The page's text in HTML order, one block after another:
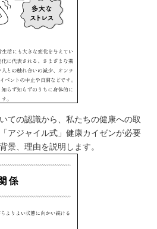
ての認識から、私たちの健康への取
アジャイル式」健康カイゼンが必要
景、理由を説明します。